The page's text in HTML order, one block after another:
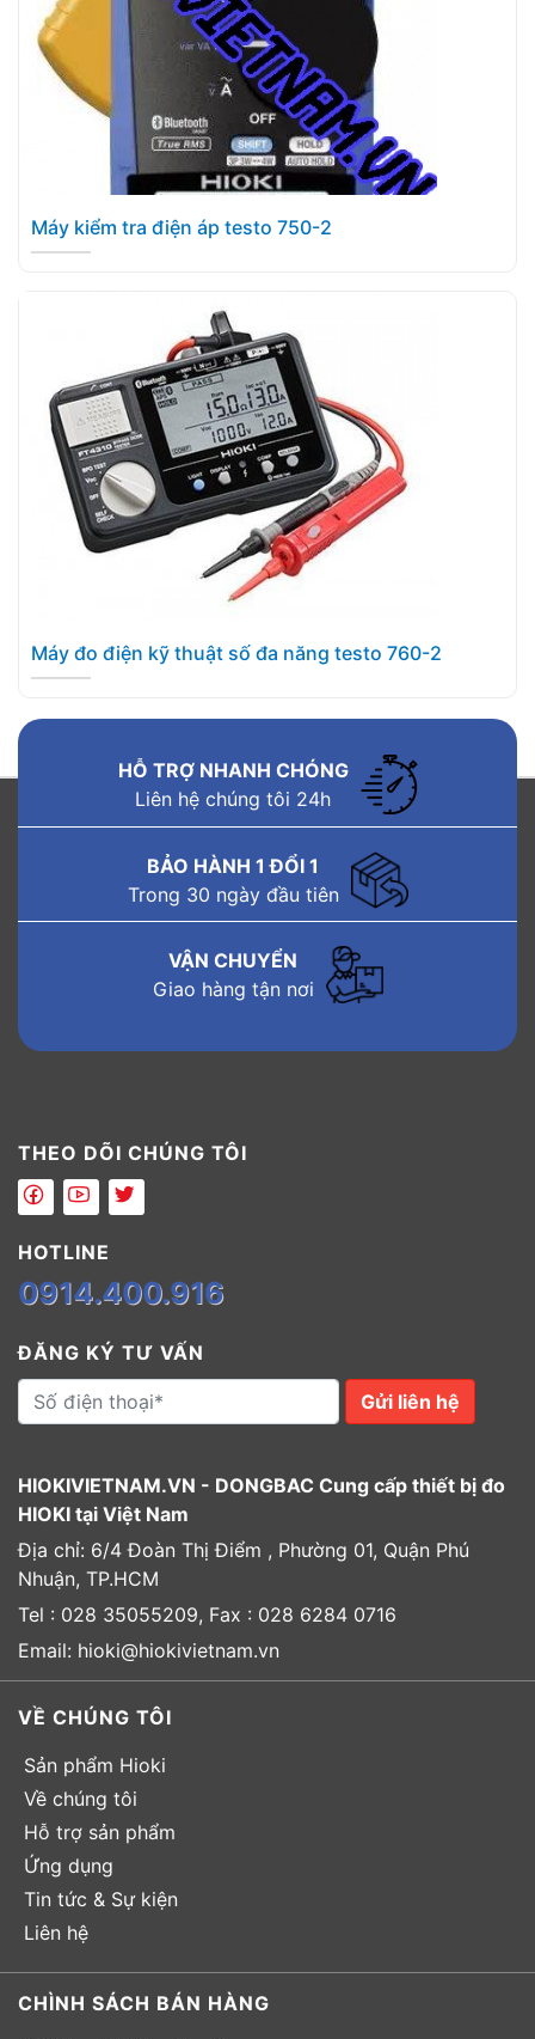
Máy kiểm tra điện áp testo 750-2
Máy đo điện kỹ thuật số đa năng testo 760-2
HỖ TRỢ NHANH CHÓNG
Liên hệ chúng tôi 24h
BẢO HÀNH 1 ĐỔI 1
Trong 30 ngày đầu tiên
VẬN CHUYỂN
Giao hàng tận nơi
THEO DÕI CHÚNG TÔI
HOTLINE
0914.400.916
ĐĂNG KÝ TƯ VẤN
Gửi liên hệ
HIOKIVIETNAM.VN - DONGBAC Cung cấp thiết bị đo
HIOKI tại Việt Nam
Địa chỉ: 6/4 Đoàn Thị Điểm , Phường 01, Quận Phú
Nhuận, TP.HCM
Tel : 028 35055209, Fax : 028 6284 0716
Email: hioki@hiokivietnam.vn
VỀ CHÚNG TÔI
Sản phẩm Hioki
Về chúng tôi
Hỗ trợ sản phẩm
Ứng dụng
Tin tức & Sự kiện
Liên hệ
CHÌNH SÁCH BÁN HÀNG